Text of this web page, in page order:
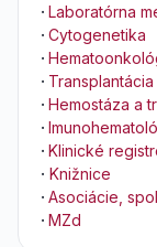
· Laboratórna
· Cytogenetika
·
· Transplantácia
· Hemostáza a
·
· Klinické
· Knižnice
· Asociácie,
· MZd